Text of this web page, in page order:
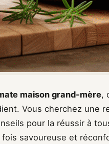
maison grand-mère,
Vous cherchez une
pour la réussir à
savoureuse et